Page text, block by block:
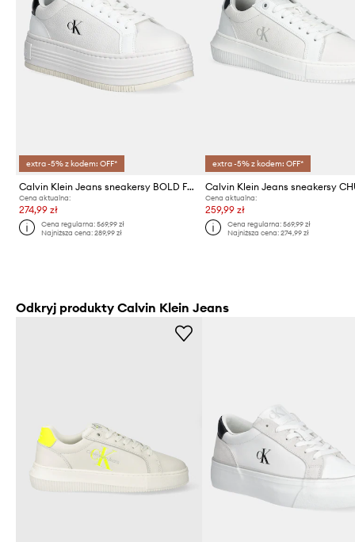
extra -5% z kodem: OFF*
Calvin Klein Jeans sneakersy BOLD FLATF LOW LACE MG
Cena aktualna:
274,99 zł
Cena regularna:569,99 zł
Najniższa cena:289,99 zł
extra -5% z kodem: OFF*
Cena aktualna:
259,99 zł
Cena regularna: 569,99 zł
Najniższa cena: 274,99 zł
Odkryj produkty Calvin Klein Jeans